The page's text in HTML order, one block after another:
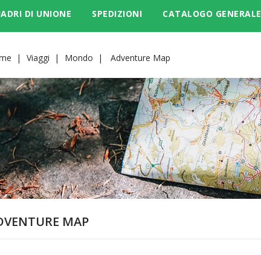
DI UNIONE SPEDIZIONI CATALOGO GENERALE
Viaggi Mondo Adventure Map
MAP